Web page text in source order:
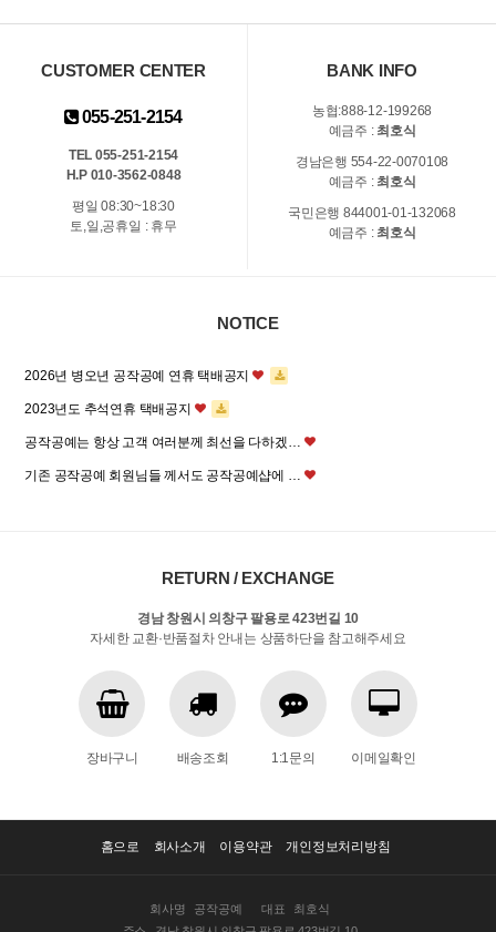
CUSTOMER CENTER
055-251-2154
TEL 055-251-2154
H.P 010-3562-0848
평일 08:30~18:30
토,일,공휴일 : 휴무
BANK INFO
농협:888-12-199268
예금주 : 최호식
경남은행 554-22-0070108
예금주 : 최호식
국민은행 844001-01-132068
예금주 : 최호식
NOTICE
2026년 병오년 공작공예 연휴 택배공지
2023년도 추석연휴 택배공지
공작공예는 항상 고객 여러분께 최선을 다하겠…
기존 공작공예 회원님들 께서도 공작공예샵에 …
RETURN / EXCHANGE
경남 창원시 의창구 팔용로 423번길 10
자세한 교환·반품절차 안내는 상품하단을 참고해주세요
장바구니 배송조회 1:1문의 이메일확인
홈으로 회사소개 이용약관 개인정보처리방침
회사명 공작공예 대표
최호식